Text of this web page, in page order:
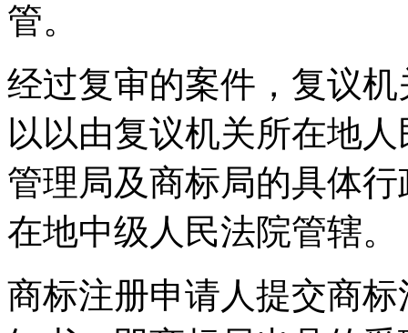
管。
经过复审的案件，复议
以以由复议机关所在地
管理局及商标局的具体
在地中级人民法院管辖。
商标注册申请人提交商